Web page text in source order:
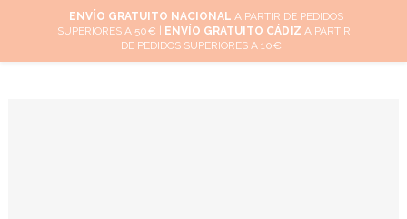
ENVÍO GRATUITO NACIONAL A PARTIR DE PEDIDOS
SUPERIORES A 50€ |
ENVÍO GRATUITO CÁDIZ A PARTIR
DE PEDIDOS SUPERIORES A 10€